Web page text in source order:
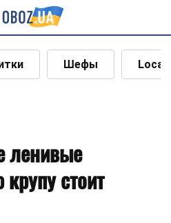
Шефы Local
ленивые
стоит